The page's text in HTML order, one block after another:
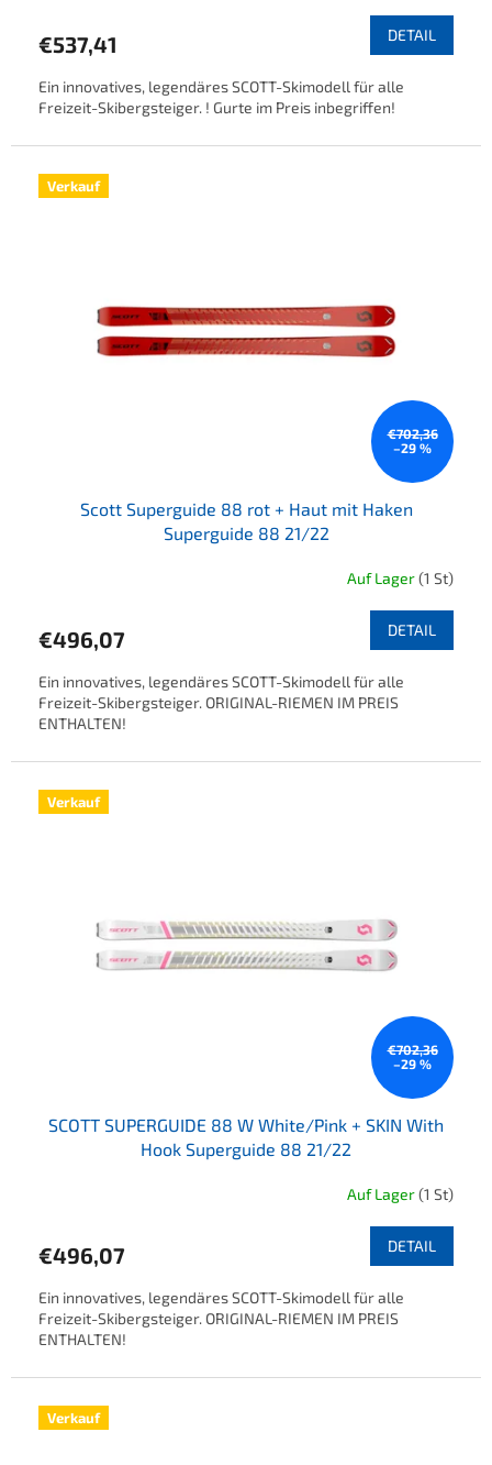
€537,41 DETAIL
Ein innovatives, legendäres SCOTT-Skimodell für alle
Freizeit-Skibergsteiger. ! Gurte im Preis inbegriffen!
Verkauf
€702,36
–29 %
Scott Superguide 88 rot + Haut mit Haken
Superguide 88 21/22
Auf Lager(1 St)
€496,07 DETAIL
Ein innovatives, legendäres SCOTT-Skimodell für alle
Freizeit-Skibergsteiger. ORIGINAL-RIEMEN IM PREIS
ENTHALTEN!
Verkauf
€702,36
–29 %
SCOTT SUPERGUIDE 88 W White/Pink + SKIN With
Hook Superguide 88 21/22
Auf Lager(1 St)
€496,07 DETAIL
Ein innovatives, legendäres SCOTT-Skimodell für alle
Freizeit-Skibergsteiger. ORIGINAL-RIEMEN IM PREIS
ENTHALTEN!
Verkauf